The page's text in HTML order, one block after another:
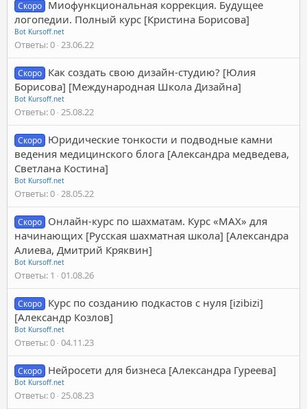
Скоро Миофункциональная коррекция. Будущее
логопедии. Полный курс [Кристина Борисова]
Bot Kursoff.net
Ответы 0 23.06.22
Скоро Как создать свою дизайн-студию? [Юлия
Борисова] [Международная Школа Дизайна]
Bot Kursoff.net
Ответы 0 25.08.22
Скоро Юридические тонкости и подводные камни
ведения медицинского блога [Александра медведева,
Светлана Костина]
Bot Kursoff.net
Ответы 0 28.05.22
Скоро Онлайн-курс по шахматам. Курс «MAX» для
начинающих [Русская шахматная школа] [Александра
Алиева, Дмитрий Кряквин]
Bot Kursoff.net
Ответы 1 01.08.26
Скоро Курс по созданию подкастов с нуля [izibizi]
[Александр Козлов]
Bot Kursoff.net
Ответы 0 04.11.23
Скоро Нейросети для бизнеса [Александра Гуреева]
Bot Kursoff.net
Ответы 0 25.08.23